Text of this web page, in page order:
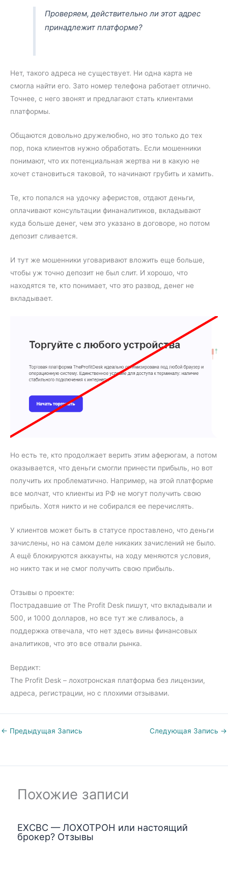
Проверяем, действительно ли этот адрес
принадлежит платформе?
Нет, такого адреса не существует. Ни одна карта не
смогла найти его. Зато номер телефона работает отлично.
Точнее, с него звонят и предлагают стать клиентами
платформы.
Общаются довольно дружелюбно, но это только до тех
пор, пока клиентов нужно обработать. Если мошенники
понимают, что их потенциальная жертва ни в какую не
хочет становиться таковой, то начинают грубить и хамить.
Те, кто попался на удочку аферистов, отдают деньги,
оплачивают консультации финаналитиков, вкладывают
куда больше денег, чем это указано в договоре, но потом
депозит сливается.
И тут же мошенники уговаривают вложить еще больше,
чтобы уж точно депозит не был слит. И хорошо, что
находятся те, кто понимает, что это развод, денег не
вкладывает.
Но есть те, кто продолжает верить этим аферюгам, а потом
оказывается, что деньги смогли принести прибыль, но вот
получить их проблематично. Например, на этой платформе
все молчат, что клиенты из РФ не могут получить свою
прибыль. Хотя никто и не собирался ее перечислять.
У клиентов может быть в статусе проставлено, что деньги
зачислены, но на самом деле никаких зачислений не было.
А ещё блокируются аккаунты, на ходу меняются условия,
но никто так и не смог получить свою прибыль.
Отзывы о проекте:
Пострадавшие от The Profit Desk пишут, что вкладывали и
500, и 1000 долларов, но все тут же сливалось, а
поддержка отвечала, что нет здесь вины финансовых
аналитиков, что это все отвали рынка.
Вердикт:
The Profit Desk – лохотронская платформа без лицензии,
адреса, регистрации, но с плохими отзывами.
← Предыдущая Запись Следующая Запись →
Похожие записи
EXCBC — ЛОХОТРОН или настоящий
брокер? Отзывы